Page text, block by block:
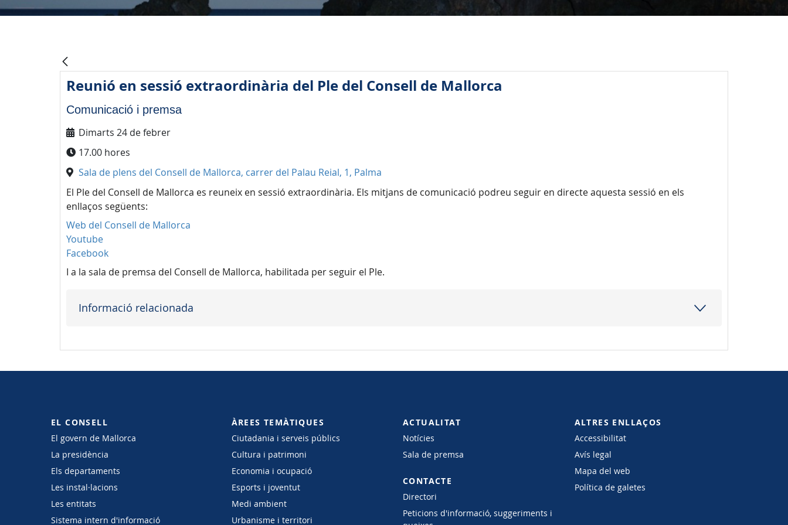
Reunió en sessió extraordinària del Ple del Consell de Mallorca
Comunicació i premsa
Dimarts 24 de febrer
17.00 hores
Sala de plens del Consell de Mallorca, carrer del Palau Reial, 1, Palma
El Ple del Consell de Mallorca es reuneix en sessió extraordinària. Els mitjans de comunicació podreu seguir en directe aquesta sessió en els
enllaços següents:
Web del Consell de Mallorca
Youtube
Facebook
I a la sala de premsa del Consell de Mallorca, habilitada per seguir el Ple.
Informació relacionada
EL CONSELL
El govern de Mallorca
La presidència
Els departaments
Les instal·lacions
Les entitats
Sistema intern d'informació
ÀREES TEMÀTIQUES
Ciutadania i serveis públics
Cultura i patrimoni
Economia i ocupació
Esports i joventut
Medi ambient
Urbanisme i territori
ACTUALITAT
Notícies
Sala de premsa
CONTACTE
Directori
Peticions d'informació, suggeriments i
ALTRES ENLLAÇOS
Accessibilitat
Avís legal
Mapa del web
Política de galetes